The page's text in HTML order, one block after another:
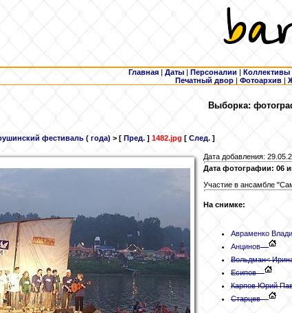
Главная | Даты | Персоналии | Коллективы
Печатный двор | Фотоархив |
Выборка:
фестиваль ( года) > [ Пред. ] 1482.jpg [ След. ]
Дата добавления:
Дата фотографии: 06
Участие в ансамбле
На снимке:
Авраменко
Анцинов
Вольдман<
Есипов
Карпов Юрий
Старцев